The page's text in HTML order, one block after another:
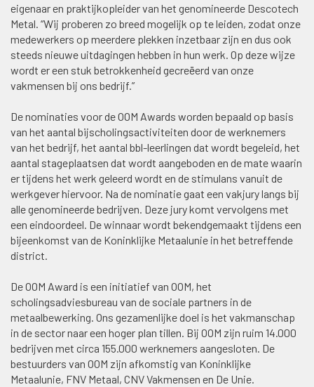
eigenaar en praktijkopleider van het genomineerde Descotech
Metal. “Wij proberen zo breed mogelijk op te leiden, zodat onze
medewerkers op meerdere plekken inzetbaar zijn en dus ook
steeds nieuwe uitdagingen hebben in hun werk. Op deze wijze
wordt er een stuk betrokkenheid gecreëerd van onze
vakmensen bij ons bedrijf.”
De nominaties voor de OOM Awards worden bepaald op basis
van het aantal bijscholingsactiviteiten door de werknemers
van het bedrijf, het aantal bbl-leerlingen dat wordt begeleid, het
aantal stageplaatsen dat wordt aangeboden en de mate waarin
er tijdens het werk geleerd wordt en de stimulans vanuit de
werkgever hiervoor. Na de nominatie gaat een vakjury langs bij
alle genomineerde bedrijven. Deze jury komt vervolgens met
een eindoordeel. De winnaar wordt bekendgemaakt tijdens een
bijeenkomst van de Koninklijke Metaalunie in het betreffende
district.
De OOM Award is een initiatief van OOM, het
scholingsadviesbureau van de sociale partners in de
metaalbewerking. Ons gezamenlijke doel is het vakmanschap
in de sector naar een hoger plan tillen. Bij OOM zijn ruim 14.000
bedrijven met circa 155.000 werknemers aangesloten. De
bestuurders van OOM zijn afkomstig van Koninklijke
Metaalunie, FNV Metaal, CNV Vakmensen en De Unie.